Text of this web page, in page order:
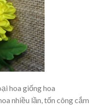
hoa giống hoa
nhiều lần, tốn công cắm